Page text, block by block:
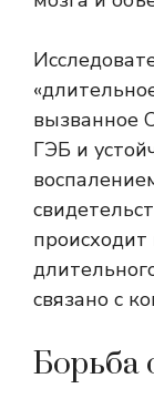
вызванное
ГЭБ и
связано с
Борьба